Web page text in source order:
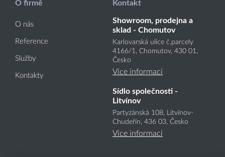
O firmě
O nás
Reference
Služby
Kontakty
Kontakt
Showroom, prodejna a
sklad - Chomutov
Karlovarská ulice č.parcely
4166/1, Chomutov, 430 01,
Česko
Více informací
Sídlo společnosti -
Litvínov
Partyzánská 108, Litvínov-
Chudeřín, 436 03, Česko
Více informací